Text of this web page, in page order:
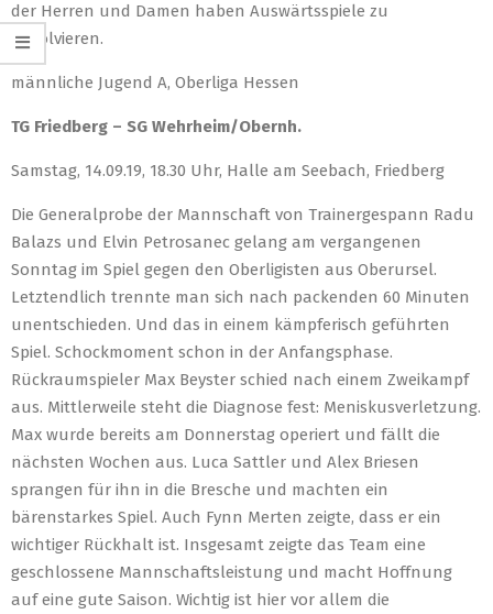
der Herren und Damen haben Auswärtsspiele zu
absolvieren.
männliche Jugend A, Oberliga Hessen
TG Friedberg – SG Wehrheim/Obernh.
Samstag, 14.09.19, 18.30 Uhr, Halle am Seebach, Friedberg
Die Generalprobe der Mannschaft von Trainergespann Radu
Balazs und Elvin Petrosanec gelang am vergangenen
Sonntag im Spiel gegen den Oberligisten aus Oberursel.
Letztendlich trennte man sich nach packenden 60 Minuten
unentschieden. Und das in einem kämpferisch geführten
Spiel. Schockmoment schon in der Anfangsphase.
Rückraumspieler Max Beyster schied nach einem Zweikampf
aus. Mittlerweile steht die Diagnose fest: Meniskusverletzung.
Max wurde bereits am Donnerstag operiert und fällt die
nächsten Wochen aus. Luca Sattler und Alex Briesen
sprangen für ihn in die Bresche und machten ein
bärenstarkes Spiel. Auch Fynn Merten zeigte, dass er ein
wichtiger Rückhalt ist. Insgesamt zeigte das Team eine
geschlossene Mannschaftsleistung und macht Hoffnung
auf eine gute Saison. Wichtig ist hier vor allem die